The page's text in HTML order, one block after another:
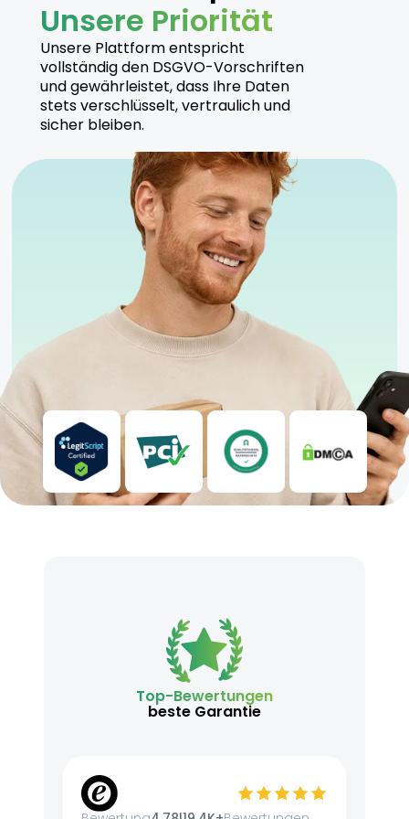
Hersteller
Bathera produziert Permanent Marker unter hohen
Qualitätsstandards und gewährleistet durch
nachhaltige Anbaumethoden eine konstante
Produktqualität.
Sicherheitshinweise
Kühl und trocken lagern
Nur für erfahrene Anwender geeignet
Anwendung unter ärztlicher Aufsicht empfohlen
Unsere Priorität
Unsere Plattform entspricht
vollständig den DSGVO-Vorschriften
und gewährleistet, dass Ihre Daten
stets verschlüsselt, vertraulich und
sicher bleiben.
Top-Bewertungen
beste Garantie